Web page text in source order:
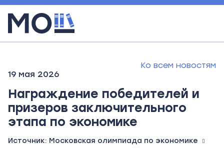
19 мая 2026
Ко всем новостям
Награждение победителей и
призеров заключительного
этапа по экономике
Источник: Московская олимпиада по экономике